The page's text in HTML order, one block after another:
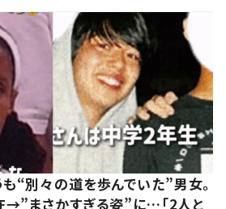
“別々の道を歩んでいた”男女。
→”まさかすぎる姿”に…「2人と